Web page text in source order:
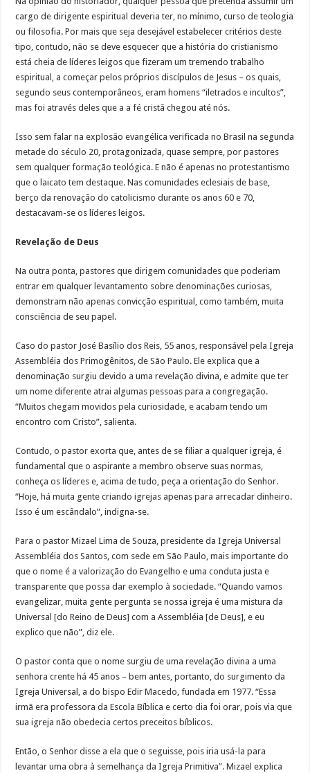
cargo de dirigente espiritual deveria ter, no mínimo, curso de teologia
ou filosofia. Por mais que seja desejável estabelecer critérios deste
tipo, contudo, não se deve esquecer que a história do cristianismo
está cheia de líderes leigos que fizeram um tremendo trabalho
espiritual, a começar pelos próprios discípulos de Jesus – os quais,
segundo seus contemporâneos, eram homens “iletrados e incultos”,
mas foi através deles que a a fé cristã chegou até nós.
Isso sem falar na explosão evangélica verificada no Brasil na segunda
metade do século 20, protagonizada, quase sempre, por pastores
sem qualquer formação teológica. E não é apenas no protestantismo
que o laicato tem destaque. Nas comunidades eclesiais de base,
berço da renovação do catolicismo durante os anos 60 e 70,
destacavam-se os líderes leigos.
Revelação de Deus
Na outra ponta, pastores que dirigem comunidades que poderiam
entrar em qualquer levantamento sobre denominações curiosas,
demonstram não apenas convicção espiritual, como também, muita
consciência de seu papel.
Caso do pastor José Basílio dos Reis, 55 anos, responsável pela Igreja
Assembléia dos Primogênitos, de São Paulo. Ele explica que a
denominação surgiu devido a uma revelação divina, e admite que ter
um nome diferente atrai algumas pessoas para a congregação.
“Muitos chegam movidos pela curiosidade, e acabam tendo um
encontro com Cristo”, salienta.
Contudo, o pastor exorta que, antes de se filiar a qualquer igreja, é
fundamental que o aspirante a membro observe suas normas,
conheça os líderes e, acima de tudo, peça a orientação do Senhor.
“Hoje, há muita gente criando igrejas apenas para arrecadar dinheiro.
Isso é um escândalo”, indigna-se.
Para o pastor Mizael Lima de Souza, presidente da Igreja Universal
Assembléia dos Santos, com sede em São Paulo, mais importante do
que o nome é a valorização do Evangelho e uma conduta justa e
transparente que possa dar exemplo à sociedade. “Quando vamos
evangelizar, muita gente pergunta se nossa igreja é uma mistura da
Universal [do Reino de Deus] com a Assembléia [de Deus], e eu
explico que não”, diz ele.
O pastor conta que o nome surgiu de uma revelação divina a uma
senhora crente há 45 anos – bem antes, portanto, do surgimento da
Igreja Universal, a do bispo Edir Macedo, fundada em 1977. “Essa
irmã era professora da Escola Bíblica e certo dia foi orar, pois via que
sua igreja não obedecia certos preceitos bíblicos.
Então, o Senhor disse a ela que o seguisse, pois iria usá-la para
levantar uma obra à semelhança da Igreja Primitiva”. Mizael explica